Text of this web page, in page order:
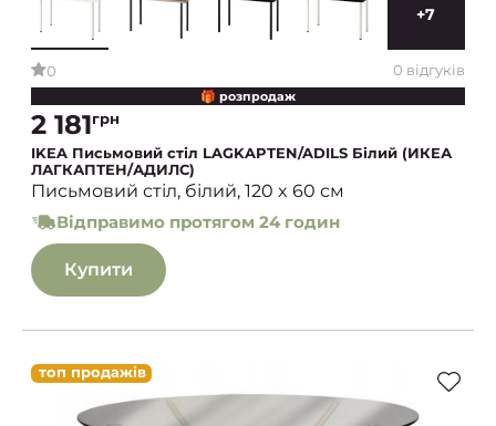
+7
0 0 відгуків
🎁 розпродаж
2 181грн
IKEA Письмовий стіл LAGKAPTEN/ADILS Білий (ИКЕА
ЛАГКАПТЕН/АДИЛС)
Письмовий стіл, білий, 120 x 60 см
Відправимо протягом 24 годин
Купити
топ продажів